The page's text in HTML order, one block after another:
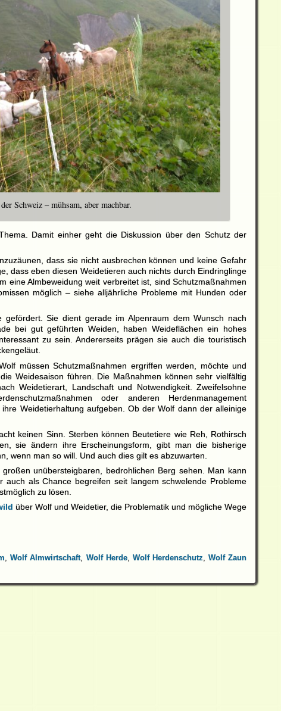
Schweiz – mühsam, aber machbar.
Damit einher geht die Diskussion über den Schutz der
dass sie nicht ausbrechen können und keine Gefahr
dass eben diesen Weidetieren auch nichts durch Eindringlinge
eine Almbeweidung weit verbreitet ist, sind Schutzmaßnahmen
möglich – siehe alljährliche Probleme mit Hunden oder
gefördert. Sie dient gerade im Alpenraum dem Wunsch nach
bei gut geführten Weiden, haben Weideflächen ein hohes
zu sein. Andererseits prägen sie auch die touristisch
müssen Schutzmaßnahmen ergriffen werden, möchte und
Weidesaison führen. Die Maßnahmen können sehr vielfältig
Weidetierart, Landschaft und Notwendigkeit. Zweifelsohne
oder anderen Herdenmanagement
Weidetierhaltung aufgeben. Ob der Wolf dann der alleinige
keinen Sinn. Sterben können Beutetiere wie Reh, Rothirsch
sie ändern ihre Erscheinungsform, gibt man die bisherige
wenn man so will. Und auch dies gilt es abzuwarten.
unübersteigbaren, bedrohlichen Berg sehen. Man kann
auch als Chance begreifen seit langem schwelende Probleme
zu lösen.
über Wolf und Weidetier, die Problematik und mögliche Wege
,Wolf Almwirtschaft, Wolf Herde, Wolf Herdenschutz, Wolf Zaun